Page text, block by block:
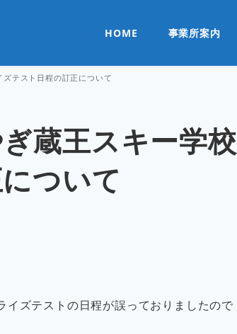
HOME 事業所案内
テスト日程の訂正について
蔵王スキー学校
ついて
ズテストの日程が誤っておりましたので